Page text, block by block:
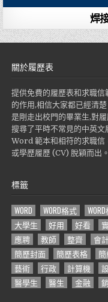
焊
關於履歷表
提供免費的履歷表和求職
的作用,相信大家都已經清
是剛走出校門的畢業生,對
搜尋了平時不常見的中英
Word 範本和相符的求職信
或學歷履歷 (CV) 脫穎而出。
標籤
WORD WORD格式
大學生
好用 好看
應聘
教師 整齊 會
簡歷封面
簡歷表格
藝術
行政 計算機
醫學生
醫生 金融